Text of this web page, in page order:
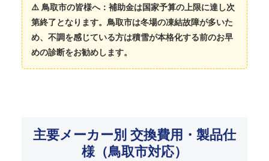
⚠️ 鳥取市の皆様へ：補助金は国家予算の上限に達し次
第終了となります。鳥取市は冬場の凍結故障が多いた
め、不調を感じている方は積雪が本格化する前のお早
めの診断をお勧めします。
主要メーカー別 交換費用・製品仕
様（鳥取市対応）